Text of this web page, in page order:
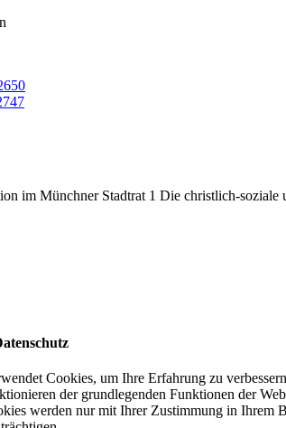
im Münchner Stadtrat 1 Die christlich-soziale
Cookies, um Ihre Erfahrung zu
der grundlegenden Funktionen der
werden nur mit Ihrer Zustimmung in Ihrem